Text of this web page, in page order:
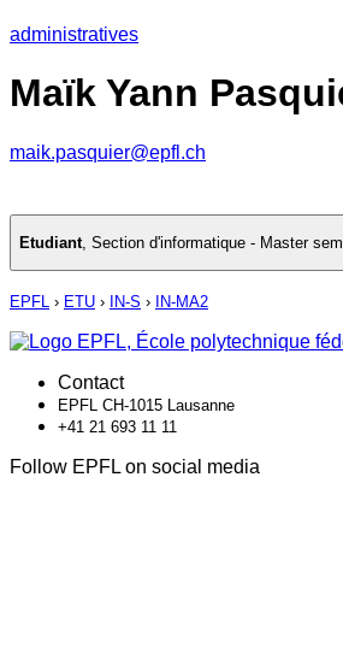
administratives
Maïk Yann
maik.pasquier@epfl.ch
Etudiant, Section d'informatique - Master
EPFL › ETU › IN-S › IN-MA2
Contact
EPFL CH-1015 Lausanne
+41 21 693 11 11
Follow EPFL on social media